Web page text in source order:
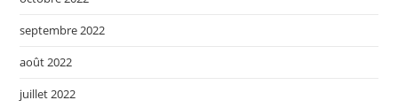
septembre 2022
août 2022
juillet 2022